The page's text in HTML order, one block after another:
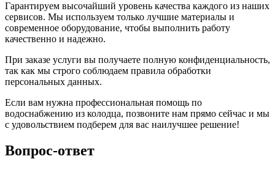
Гарантируем высочайший уровень качества каждого из наших
сервисов. Мы используем только лучшие материалы и
современное оборудование, чтобы выполнить работу
качественно и надежно.
При заказе услуги вы получаете полную конфиденциальность,
так как мы строго соблюдаем правила обработки
персональных данных.
Если вам нужна профессиональная помощь по
водоснабжению из колодца, позвоните нам прямо сейчас и мы
с удовольствием подберем для вас наилучшее решение!
Вопрос-ответ